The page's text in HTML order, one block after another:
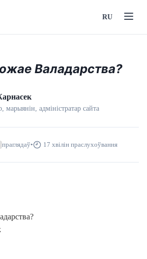
RU
Валадарства?
марыянін, адмiнiстратар сайта
праглядаў• 17 хвілін праслухоўвання